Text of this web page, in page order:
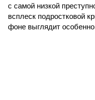
с самой низкой
всплеск подростковой
фоне выглядит